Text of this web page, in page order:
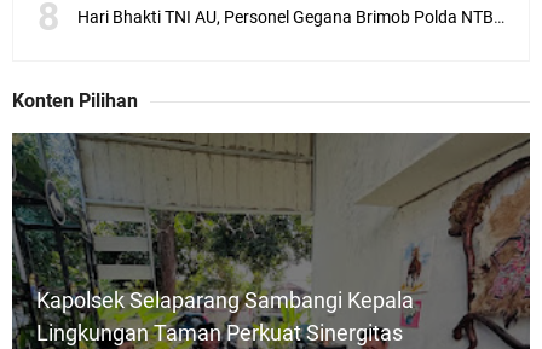
Hari Bhakti TNI AU, Personel Gegana Brimob Polda NTB Donor Darah
Konten Pilihan
Kapolsek Selaparang Sambangi Kepala
Lingkungan Taman Perkuat Sinergitas